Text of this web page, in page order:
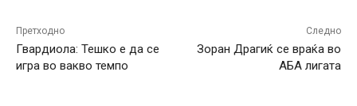
Претходно
Гвардиола: Тешко е да се
игра во вакво темпо
Следно
Зоран Драгиќ се враќа во
АБА лигата